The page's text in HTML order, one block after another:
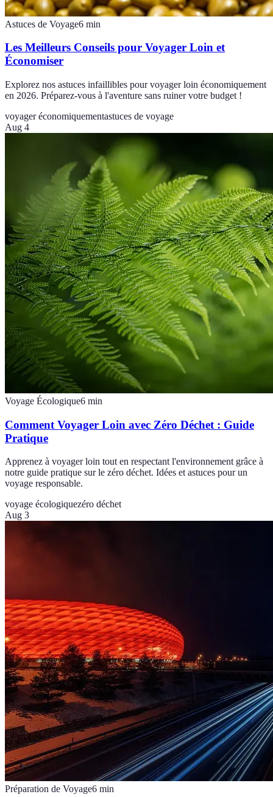
Astuces de Voyage6 min
Les Meilleurs Conseils pour Voyager Loin et
Économiser
Explorez nos astuces infaillibles pour voyager loin économiquement
en 2026. Préparez-vous à l'aventure sans ruiner votre budget !
voyager économiquementastuces de voyage
Aug 4
Voyage Écologique6 min
Comment Voyager Loin avec Zéro Déchet : Guide
Pratique
Apprenez à voyager loin tout en respectant l'environnement grâce à
notre guide pratique sur le zéro déchet. Idées et astuces pour un
voyage responsable.
voyage écologiquezéro déchet
Aug 3
Préparation de Voyage6 min